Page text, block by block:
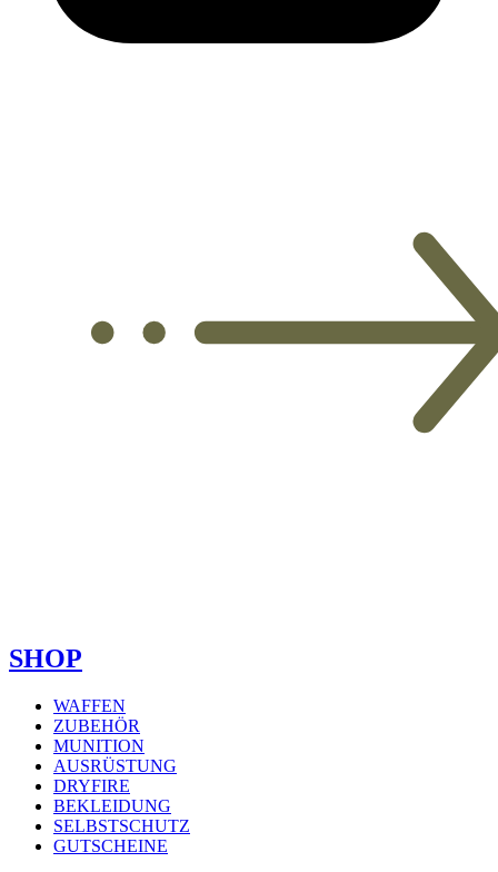
SHOP
WAFFEN
ZUBEHÖR
MUNITION
AUSRÜSTUNG
DRYFIRE
BEKLEIDUNG
SELBSTSCHUTZ
GUTSCHEINE